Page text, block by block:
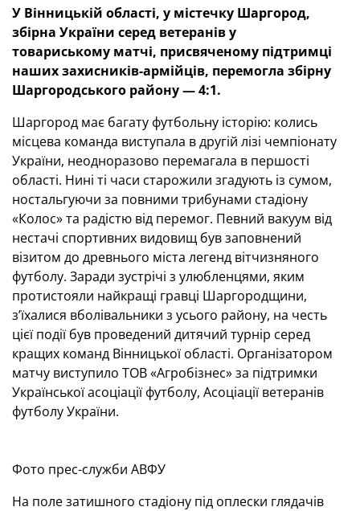
У Вінницькій області, у містечку Шаргород,
збірна України серед ветеранів у
товариському матчі, присвяченому підтримці
наших захисників-армійців, перемогла збірну
Шаргородського району — 4:1.
Шаргород має багату футбольну історію: колись
місцева команда виступала в другій лізі чемпіонату
України, неодноразово перемагала в першості
області. Нині ті часи старожили згадують із сумом,
ностальгуючи за повними трибунами стадіону
«Колос» та радістю від перемог. Певний вакуум від
нестачі спортивних видовищ був заповнений
візитом до древнього міста легенд вітчизняного
футболу. Заради зустрічі з улюбленцями, яким
протистояли найкращі гравці Шаргородщини,
з’їхалися вболівальники з усього району, на честь
цієї події був проведений дитячий турнір серед
кращих команд Вінницької області. Організатором
матчу виступило ТОВ «Агробізнес» за підтримки
Української асоціації футболу, Асоціації ветеранів
футболу України.
Фото прес-служби АВФУ
На поле затишного стадіону під оплески глядачів